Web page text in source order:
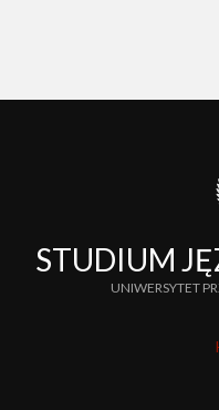
STUDIUM
UNIWERSYTET